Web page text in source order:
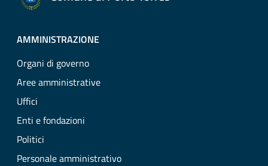
AMMINISTRAZIONE
Organi di governo
Aree amministrative
Uffici
Enti e fondazioni
Politici
Personale amministrativo